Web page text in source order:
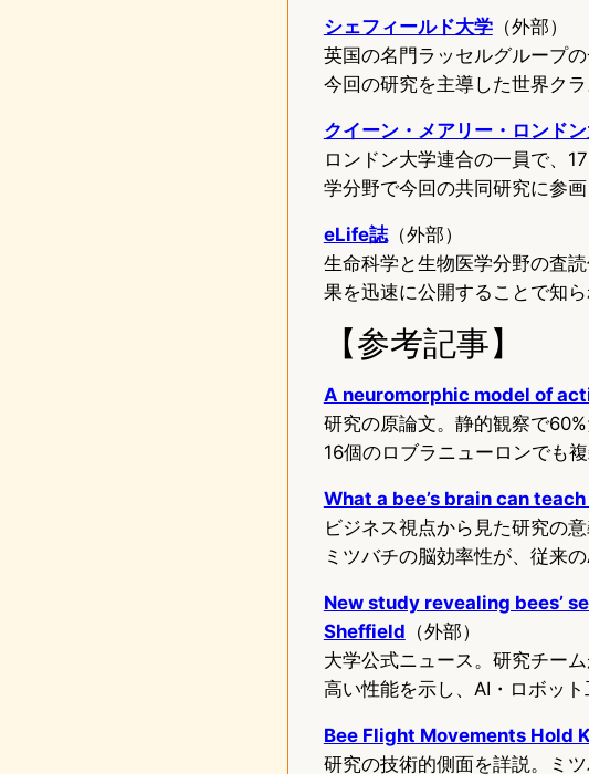
シェフィールド大学（外部）
英国の名門ラッセルグループ
今回の研究を主導した世界ク
クイーン・メアリー・ロンド
ロンドン大学連合の一員で、
学分野で今回の共同研究に参画
eLife誌（外部）
生命科学と生物医学分野の査
果を迅速に公開することで知
【参考記事】
A neuromorphic model of
研究の原論文。静的観察で
16個のロブラニューロンでも
What a bee’s brain can
ビジネス視点から見た研究の
ミツバチの脳効率性が、従来
New study revealing bees’
Sheffield （外部）
大学公式ニュース。研究チー
高い性能を示し、AI・ロボッ
Bee Flight Movements Hold
研究の技術的側面を詳説。ミ